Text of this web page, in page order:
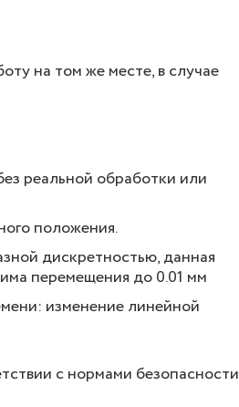
на том же месте, в случае
реальной обработки или
положения.
дискретностью, данная
перемещения до 0.01 мм
изменение линейной
с нормами безопасности